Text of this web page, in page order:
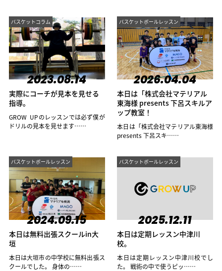
バスケットコラム
2023.08.14
実際にコーチが見本を見せる
指導。
GROW UPのレッスンでは必ず僕が
ドリルの見本を見せます……
バスケットボールレッスン
2026.04.04
本日は「株式会社マテリアル
東海様 presents 下呂スキルア
ップ教室！
本日は「株式会社マテリアル東海様
presents 下呂スキ……
バスケットボールレッスン
2024.09.15
本日は無料出張スクールin大
垣
本日は大垣市の中学校に無料出張ス
クールでした。 身体の……
バスケットボールレッスン
2025.12.11
本日は定期レッスン中津川
校。
本日は定期レッスン中津川校でし
た。 戦術の中で使うピッ……